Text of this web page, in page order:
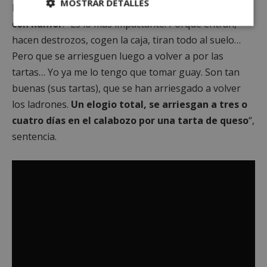
Llegados a este punto,Paula prefiere tomárselo
con humor. “Es lo más impactante. Porque entran,
hacen destrozos, cogen la caja, tiran todo al suelo…
Pero que se arriesguen luego a volver a por las
tartas… Yo ya me lo tengo que tomar guay. Son tan
buenas (sus tartas), que se han arriesgado a volver
los ladrones. Un elogio total, se arriesgan a tres o
cuatro días en el calabozo por una tarta de queso“,
sentencia.
MOSTRAR DETALLES
Cookies
estrictamente
necesarias
Cookies de
rendimiento
Cookies de
preferencias
Cookies de
funcionalidad